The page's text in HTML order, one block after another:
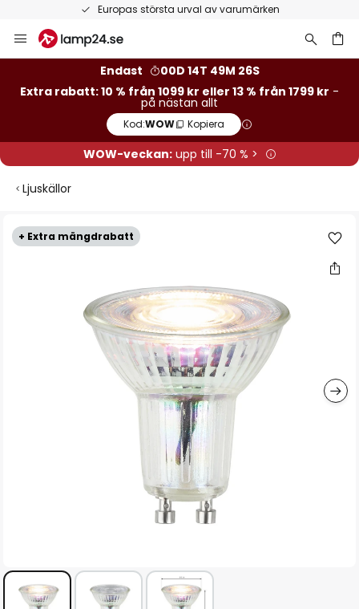
Europas största urval av varumärken
Hoppa
till
Endast
00D 14T 49M 25S
Extra rabatt: 10 % från 1099 kr eller 13 % från 1799 kr -
på nästan allt
Kod:WOW Kopiera
WOW-veckan:upp till -70 % >
Ljuskällor
+ Extra mängdrabatt
Hoppa
till